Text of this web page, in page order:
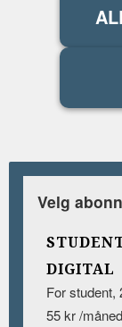
Velg
DIGITAL
For student,
55 kr /måned